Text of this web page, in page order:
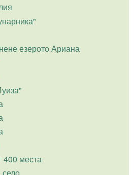
езерото Ариана
400 места
село